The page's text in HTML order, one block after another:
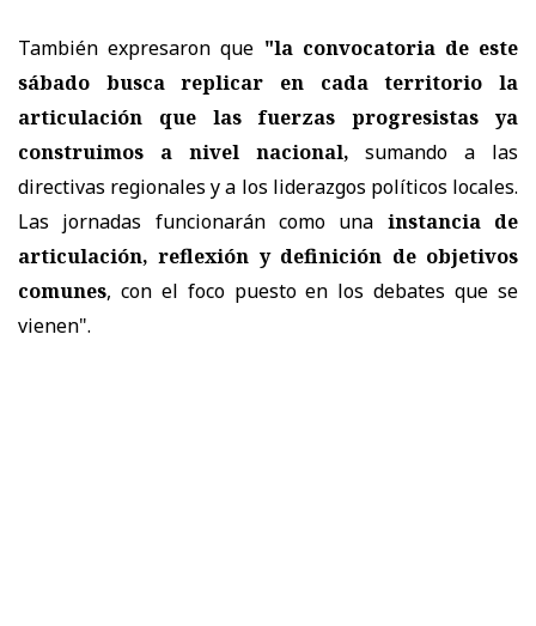
También expresaron que "la convocatoria de este
sábado busca replicar en cada territorio la
articulación que las fuerzas progresistas ya
construimos a nivel nacional, sumando a las
directivas regionales y a los liderazgos políticos locales.
Las jornadas funcionarán como una instancia de
articulación, reflexión y definición de objetivos
comunes, con el foco puesto en los debates que se
vienen".